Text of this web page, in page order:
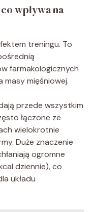
wpływa na
treningu. To
farmakologicznych
masy mięśniowej.
przede wszystkim
łączone ze
wielokrotnie
Duże znaczenie
ogromne
dziennie), co
układu